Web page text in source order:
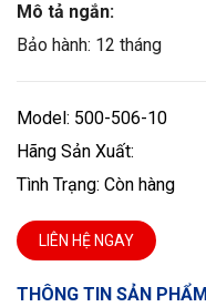
Mô tả ngắn:
Bảo hành: 12 tháng
Model: 500-506-10
Hãng Sản Xuất:
Tình Trạng: Còn hàng
LIÊN HỆ NGAY
THÔNG TIN SẢN PHẨM